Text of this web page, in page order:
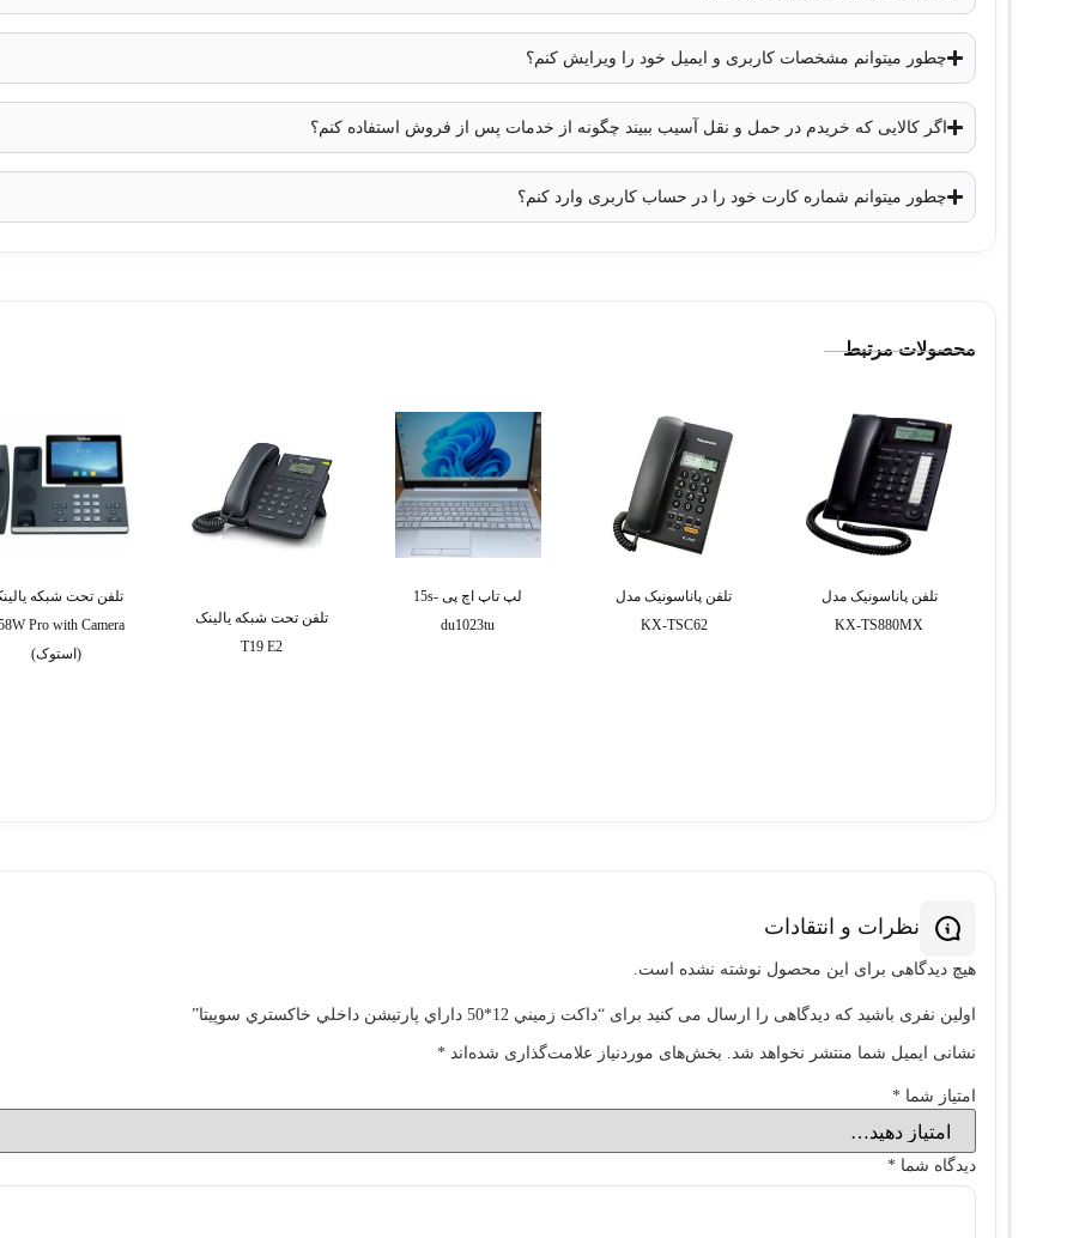
چطور میتوانم مشخصات کاربری و ایمیل خود را ویرایش کنم؟
اگر کالایی که خریدم در حمل و نقل آسیب ببیند چگونه از خدمات پس از فروش استفاده کنم؟
چطور میتوانم شماره کارت خود را در حساب کاربری وارد کنم؟
محصولات مرتبط
تلفن پاناسونیک مدل
KX-TS880MX
تلفن پاناسونیک مدل
KX-TSC62
لپ تاپ اچ پی 15s-
du1023tu
تلفن تحت شبکه یالینک
T19 E2
تلفن تحت شبکه
Pro with Camera
(استوک)
نظرات و انتقادات
هیچ دیدگاهی برای این محصول نوشته نشده است.
اولین نفری باشید که دیدگاهی را ارسال می کنید برای “داکت زميني 12*50 داراي پارتيشن داخلي خاکستري سوپيتا”
نشانی ایمیل شما منتشر نخواهد شد. بخش‌های موردنیاز علامت‌گذاری شده‌اند *
امتیاز شما *
دیدگاه شما *